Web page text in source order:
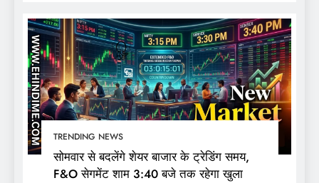
TRENDING NEWS
सोमवार से बदलेंगे शेयर बाजार के ट्रेडिंग समय,
F&O सेगमेंट शाम 3:40 बजे तक रहेगा खुला